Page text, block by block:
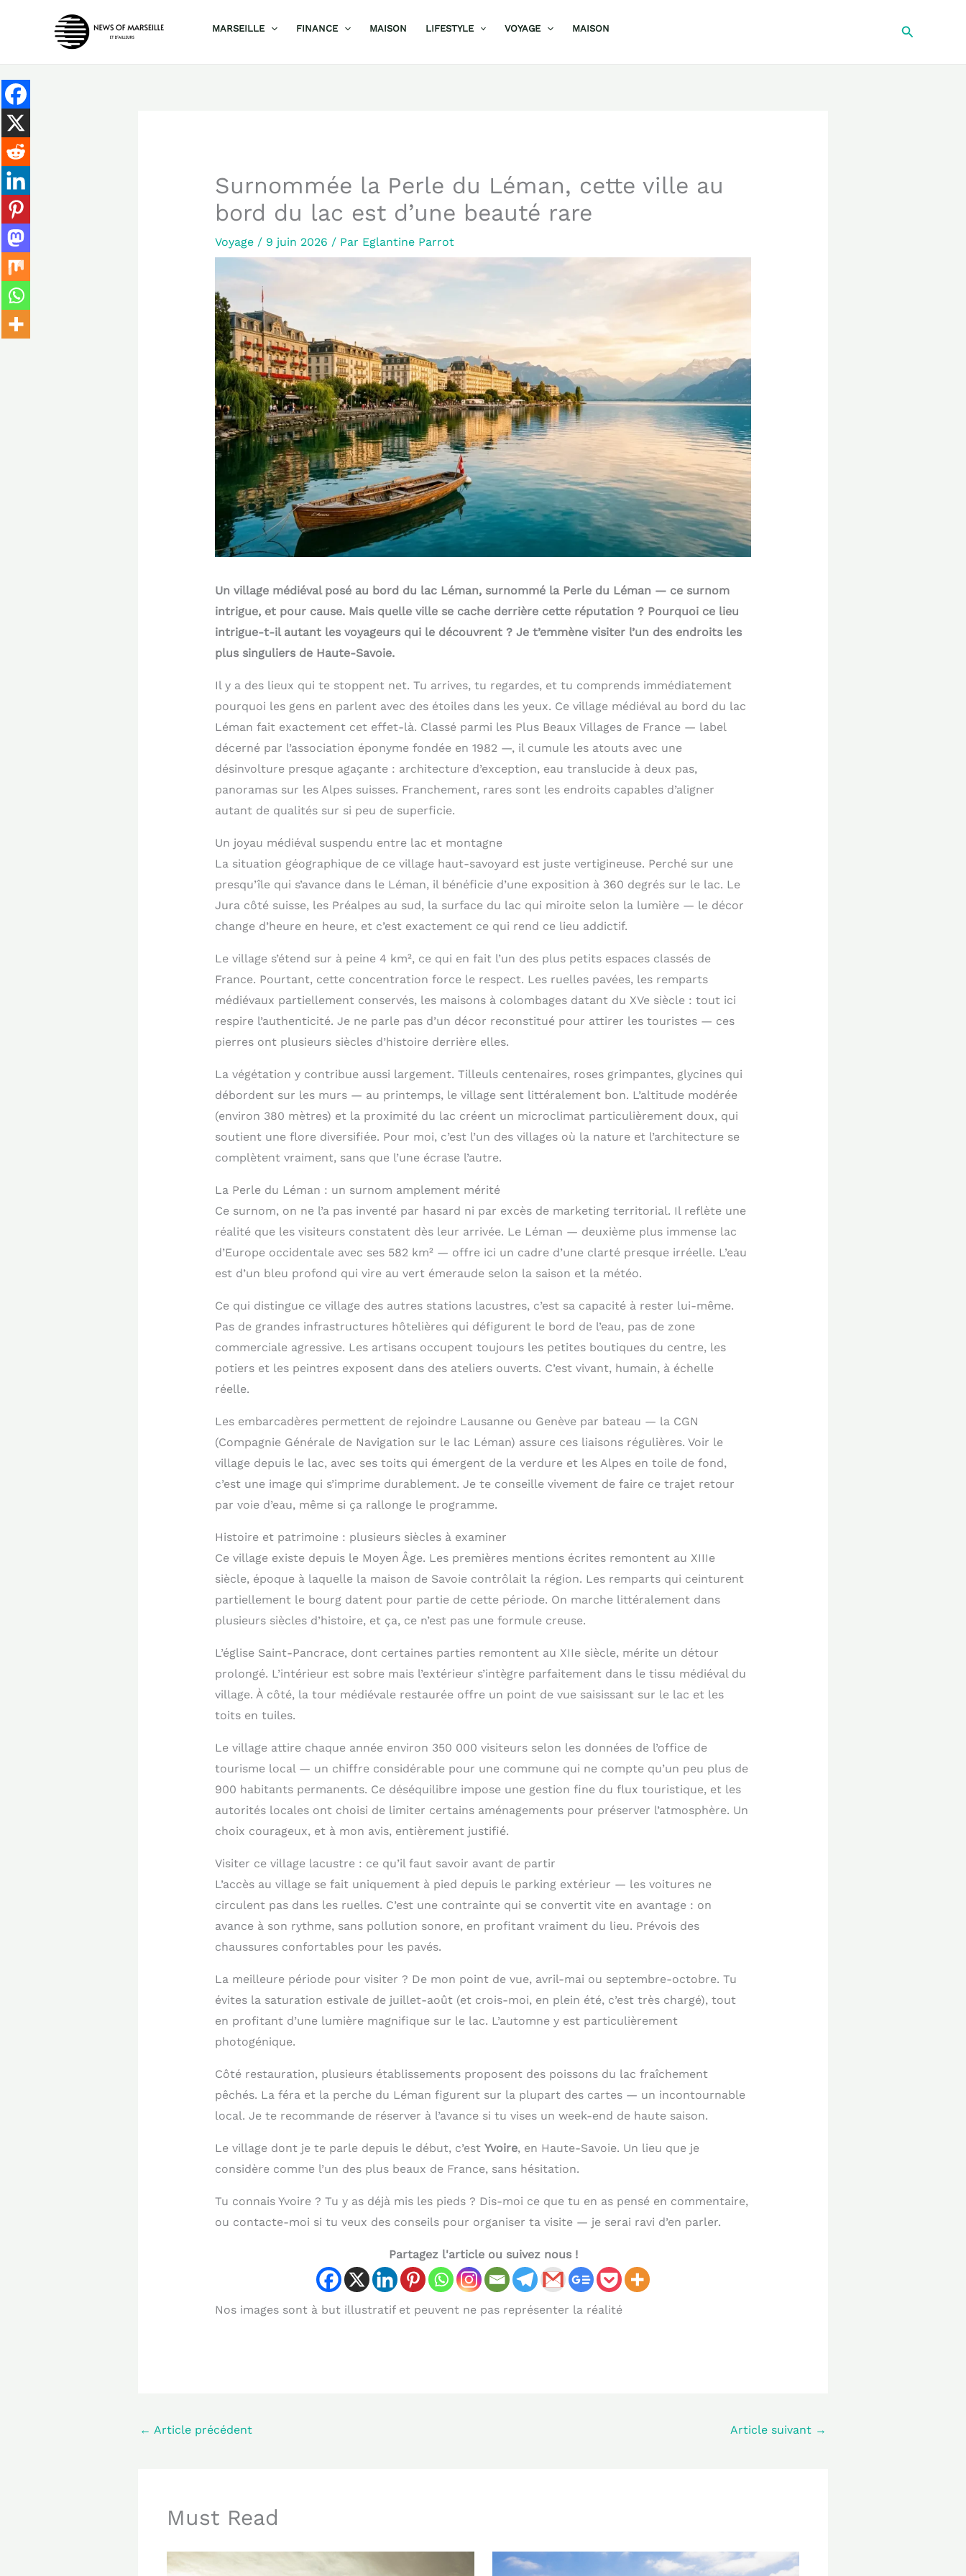
MARSEILLE FINANCE MAISON LIFESTYLE VOYAGE MAISON
Surnommée la Perle du Léman, cette ville au
bord du lac est d’une beauté rare
Voyage/ 9 juin 2026 / Par Eglantine Parrot
Un village médiéval posé au bord du lac Léman, surnommé la Perle du Léman — ce surnom
intrigue, et pour cause. Mais quelle ville se cache derrière cette réputation ? Pourquoi ce lieu
intrigue-t-il autant les voyageurs qui le découvrent ? Je t’emmène visiter l’un des endroits les
plus singuliers de Haute-Savoie.
Il y a des lieux qui te stoppent net. Tu arrives, tu regardes, et tu comprends immédiatement
pourquoi les gens en parlent avec des étoiles dans les yeux. Ce village médiéval au bord du lac
Léman fait exactement cet effet-là. Classé parmi les Plus Beaux Villages de France — label
décerné par l’association éponyme fondée en 1982 —, il cumule les atouts avec une
désinvolture presque agaçante : architecture d’exception, eau translucide à deux pas,
panoramas sur les Alpes suisses. Franchement, rares sont les endroits capables d’aligner
autant de qualités sur si peu de superficie.
Un joyau médiéval suspendu entre lac et montagne
La situation géographique de ce village haut-savoyard est juste vertigineuse. Perché sur une
presqu’île qui s’avance dans le Léman, il bénéficie d’une exposition à 360 degrés sur le lac. Le
Jura côté suisse, les Préalpes au sud, la surface du lac qui miroite selon la lumière — le décor
change d’heure en heure, et c’est exactement ce qui rend ce lieu addictif.
Le village s’étend sur à peine 4 km², ce qui en fait l’un des plus petits espaces classés de
France. Pourtant, cette concentration force le respect. Les ruelles pavées, les remparts
médiévaux partiellement conservés, les maisons à colombages datant du XVe siècle : tout ici
respire l’authenticité. Je ne parle pas d’un décor reconstitué pour attirer les touristes — ces
pierres ont plusieurs siècles d’histoire derrière elles.
La végétation y contribue aussi largement. Tilleuls centenaires, roses grimpantes, glycines qui
débordent sur les murs — au printemps, le village sent littéralement bon. L’altitude modérée
(environ 380 mètres) et la proximité du lac créent un microclimat particulièrement doux, qui
soutient une flore diversifiée. Pour moi, c’est l’un des villages où la nature et l’architecture se
complètent vraiment, sans que l’une écrase l’autre.
La Perle du Léman : un surnom amplement mérité
Ce surnom, on ne l’a pas inventé par hasard ni par excès de marketing territorial. Il reflète une
réalité que les visiteurs constatent dès leur arrivée. Le Léman — deuxième plus immense lac
d’Europe occidentale avec ses 582 km² — offre ici un cadre d’une clarté presque irréelle. L’eau
est d’un bleu profond qui vire au vert émeraude selon la saison et la météo.
Ce qui distingue ce village des autres stations lacustres, c’est sa capacité à rester lui-même.
Pas de grandes infrastructures hôtelières qui défigurent le bord de l’eau, pas de zone
commerciale agressive. Les artisans occupent toujours les petites boutiques du centre, les
potiers et les peintres exposent dans des ateliers ouverts. C’est vivant, humain, à échelle
réelle.
Les embarcadères permettent de rejoindre Lausanne ou Genève par bateau — la CGN
(Compagnie Générale de Navigation sur le lac Léman) assure ces liaisons régulières. Voir le
village depuis le lac, avec ses toits qui émergent de la verdure et les Alpes en toile de fond,
c’est une image qui s’imprime durablement. Je te conseille vivement de faire ce trajet retour
par voie d’eau, même si ça rallonge le programme.
Histoire et patrimoine : plusieurs siècles à examiner
Ce village existe depuis le Moyen Âge. Les premières mentions écrites remontent au XIIIe
siècle, époque à laquelle la maison de Savoie contrôlait la région. Les remparts qui ceinturent
partiellement le bourg datent pour partie de cette période. On marche littéralement dans
plusieurs siècles d’histoire, et ça, ce n’est pas une formule creuse.
L’église Saint-Pancrace, dont certaines parties remontent au XIIe siècle, mérite un détour
prolongé. L’intérieur est sobre mais l’extérieur s’intègre parfaitement dans le tissu médiéval du
village. À côté, la tour médiévale restaurée offre un point de vue saisissant sur le lac et les
toits en tuiles.
Le village attire chaque année environ 350 000 visiteurs selon les données de l’office de
tourisme local — un chiffre considérable pour une commune qui ne compte qu’un peu plus de
900 habitants permanents. Ce déséquilibre impose une gestion fine du flux touristique, et les
autorités locales ont choisi de limiter certains aménagements pour préserver l’atmosphère. Un
choix courageux, et à mon avis, entièrement justifié.
Visiter ce village lacustre : ce qu’il faut savoir avant de partir
L’accès au village se fait uniquement à pied depuis le parking extérieur — les voitures ne
circulent pas dans les ruelles. C’est une contrainte qui se convertit vite en avantage : on
avance à son rythme, sans pollution sonore, en profitant vraiment du lieu. Prévois des
chaussures confortables pour les pavés.
La meilleure période pour visiter ? De mon point de vue, avril-mai ou septembre-octobre. Tu
évites la saturation estivale de juillet-août (et crois-moi, en plein été, c’est très chargé), tout
en profitant d’une lumière magnifique sur le lac. L’automne y est particulièrement
photogénique.
Côté restauration, plusieurs établissements proposent des poissons du lac fraîchement
pêchés. La féra et la perche du Léman figurent sur la plupart des cartes — un incontournable
local. Je te recommande de réserver à l’avance si tu vises un week-end de haute saison.
Le village dont je te parle depuis le début, c’est Yvoire, en Haute-Savoie. Un lieu que je
considère comme l’un des plus beaux de France, sans hésitation.
Tu connais Yvoire ? Tu y as déjà mis les pieds ? Dis-moi ce que tu en as pensé en commentaire,
ou contacte-moi si tu veux des conseils pour organiser ta visite — je serai ravi d’en parler.
Partagez l'article ou suivez nous !
Nos images sont à but illustratif et peuvent ne pas représenter la réalité
← Article précédent Article suivant →
Must Read